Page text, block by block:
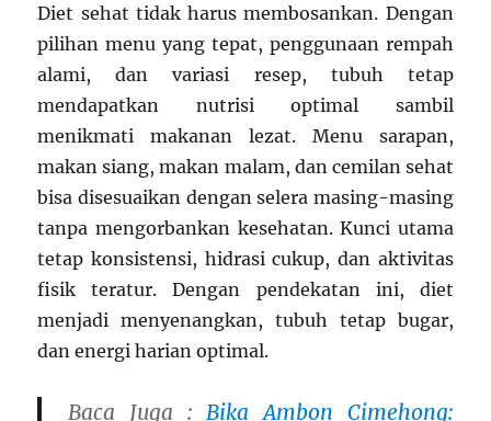
Diet sehat tidak harus membosankan. Dengan
pilihan menu yang tepat, penggunaan rempah
alami, dan variasi resep, tubuh tetap
mendapatkan nutrisi optimal sambil
menikmati makanan lezat. Menu sarapan,
makan siang, makan malam, dan cemilan sehat
bisa disesuaikan dengan selera masing-masing
tanpa mengorbankan kesehatan. Kunci utama
tetap konsistensi, hidrasi cukup, dan aktivitas
fisik teratur. Dengan pendekatan ini, diet
menjadi menyenangkan, tubuh tetap bugar,
dan energi harian optimal.
Baca Juga : Bika Ambon Cimehong: